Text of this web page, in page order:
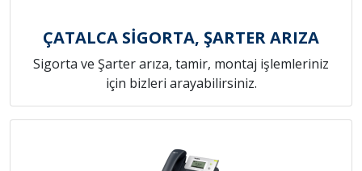
ÇATALCA SİGORTA, ŞARTER ARIZA
Sigorta ve Şarter arıza, tamir, montaj işlemleriniz
için bizleri arayabilirsiniz.